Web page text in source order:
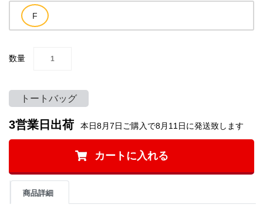
数量
トートバッグ
3営業日出荷 本日8月7日ご購入で8月11日に発送致します
カートに入れる
商品詳細